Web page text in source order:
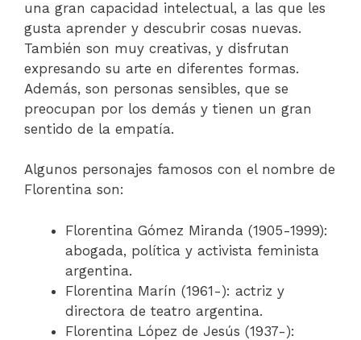
una gran capacidad intelectual, a las que les
gusta aprender y descubrir cosas nuevas.
También son muy creativas, y disfrutan
expresando su arte en diferentes formas.
Además, son personas sensibles, que se
preocupan por los demás y tienen un gran
sentido de la empatía.
Algunos personajes famosos con el nombre de
Florentina son:
Florentina Gómez Miranda (1905-1999):
abogada, política y activista feminista
argentina.
Florentina Marín (1961-): actriz y
directora de teatro argentina.
Florentina López de Jesús (1937-):